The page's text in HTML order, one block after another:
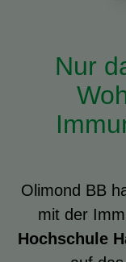
Nur
Olimond BB
mit der
Hochschule